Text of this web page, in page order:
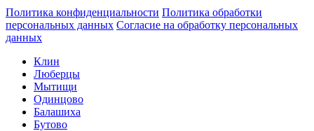
Политика конфиденциальности Политика обработки
персональных данных Согласие на обработку персональных
данных
Клин
Люберцы
Мытищи
Одинцово
Балашиха
Бутово